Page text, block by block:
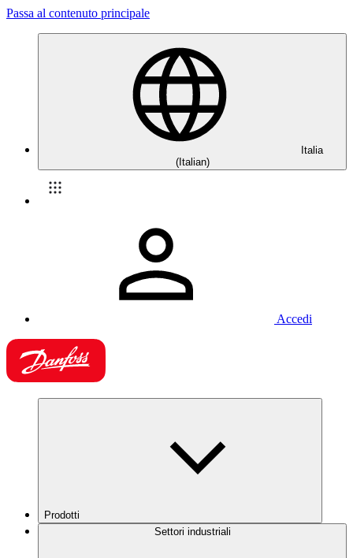
Passa al contenuto principale
Italia
(Italian)
Accedi
Prodotti
Settori industriali